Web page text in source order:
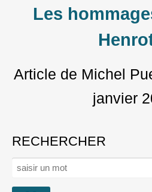
Les
Article de Michel
janvier
RECHERCHER
Rechercher :